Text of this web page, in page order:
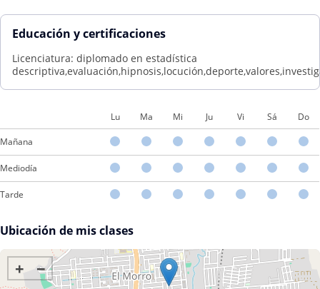
Educación y certificaciones
Licenciatura: diplomado en estadística
Lu Ma Mi Ju Vi Sá Do
Mañana
Mediodía
Tarde
Ubicación de mis clases
+ −